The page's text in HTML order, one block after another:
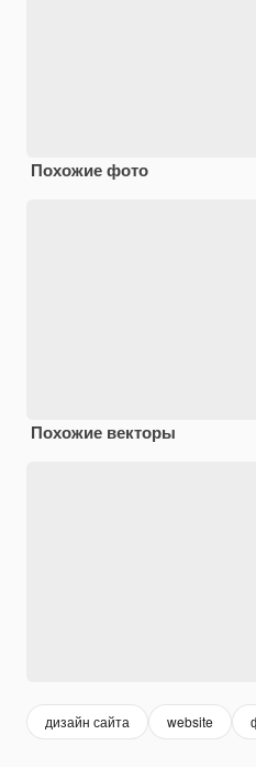
Похожие фото
Похожие векторы
дизайн сайта website